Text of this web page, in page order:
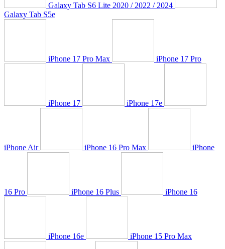
Galaxy Tab S6 Lite 2020 / 2022 / 2024
Galaxy Tab S5e
iPhone 17 Pro Max iPhone 17 Pro
iPhone 17 iPhone 17e
iPhone Air iPhone 16 Pro Max iPhone
16 Pro iPhone 16 Plus iPhone 16
iPhone 16e iPhone 15 Pro Max